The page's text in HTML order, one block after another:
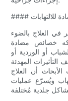
للالتهابات
في العلاج بالضوء
خصائص مضادة
أو الوردية أو
التأثيرات المهدئة
أن العلاج
ويُسرّع عمليات